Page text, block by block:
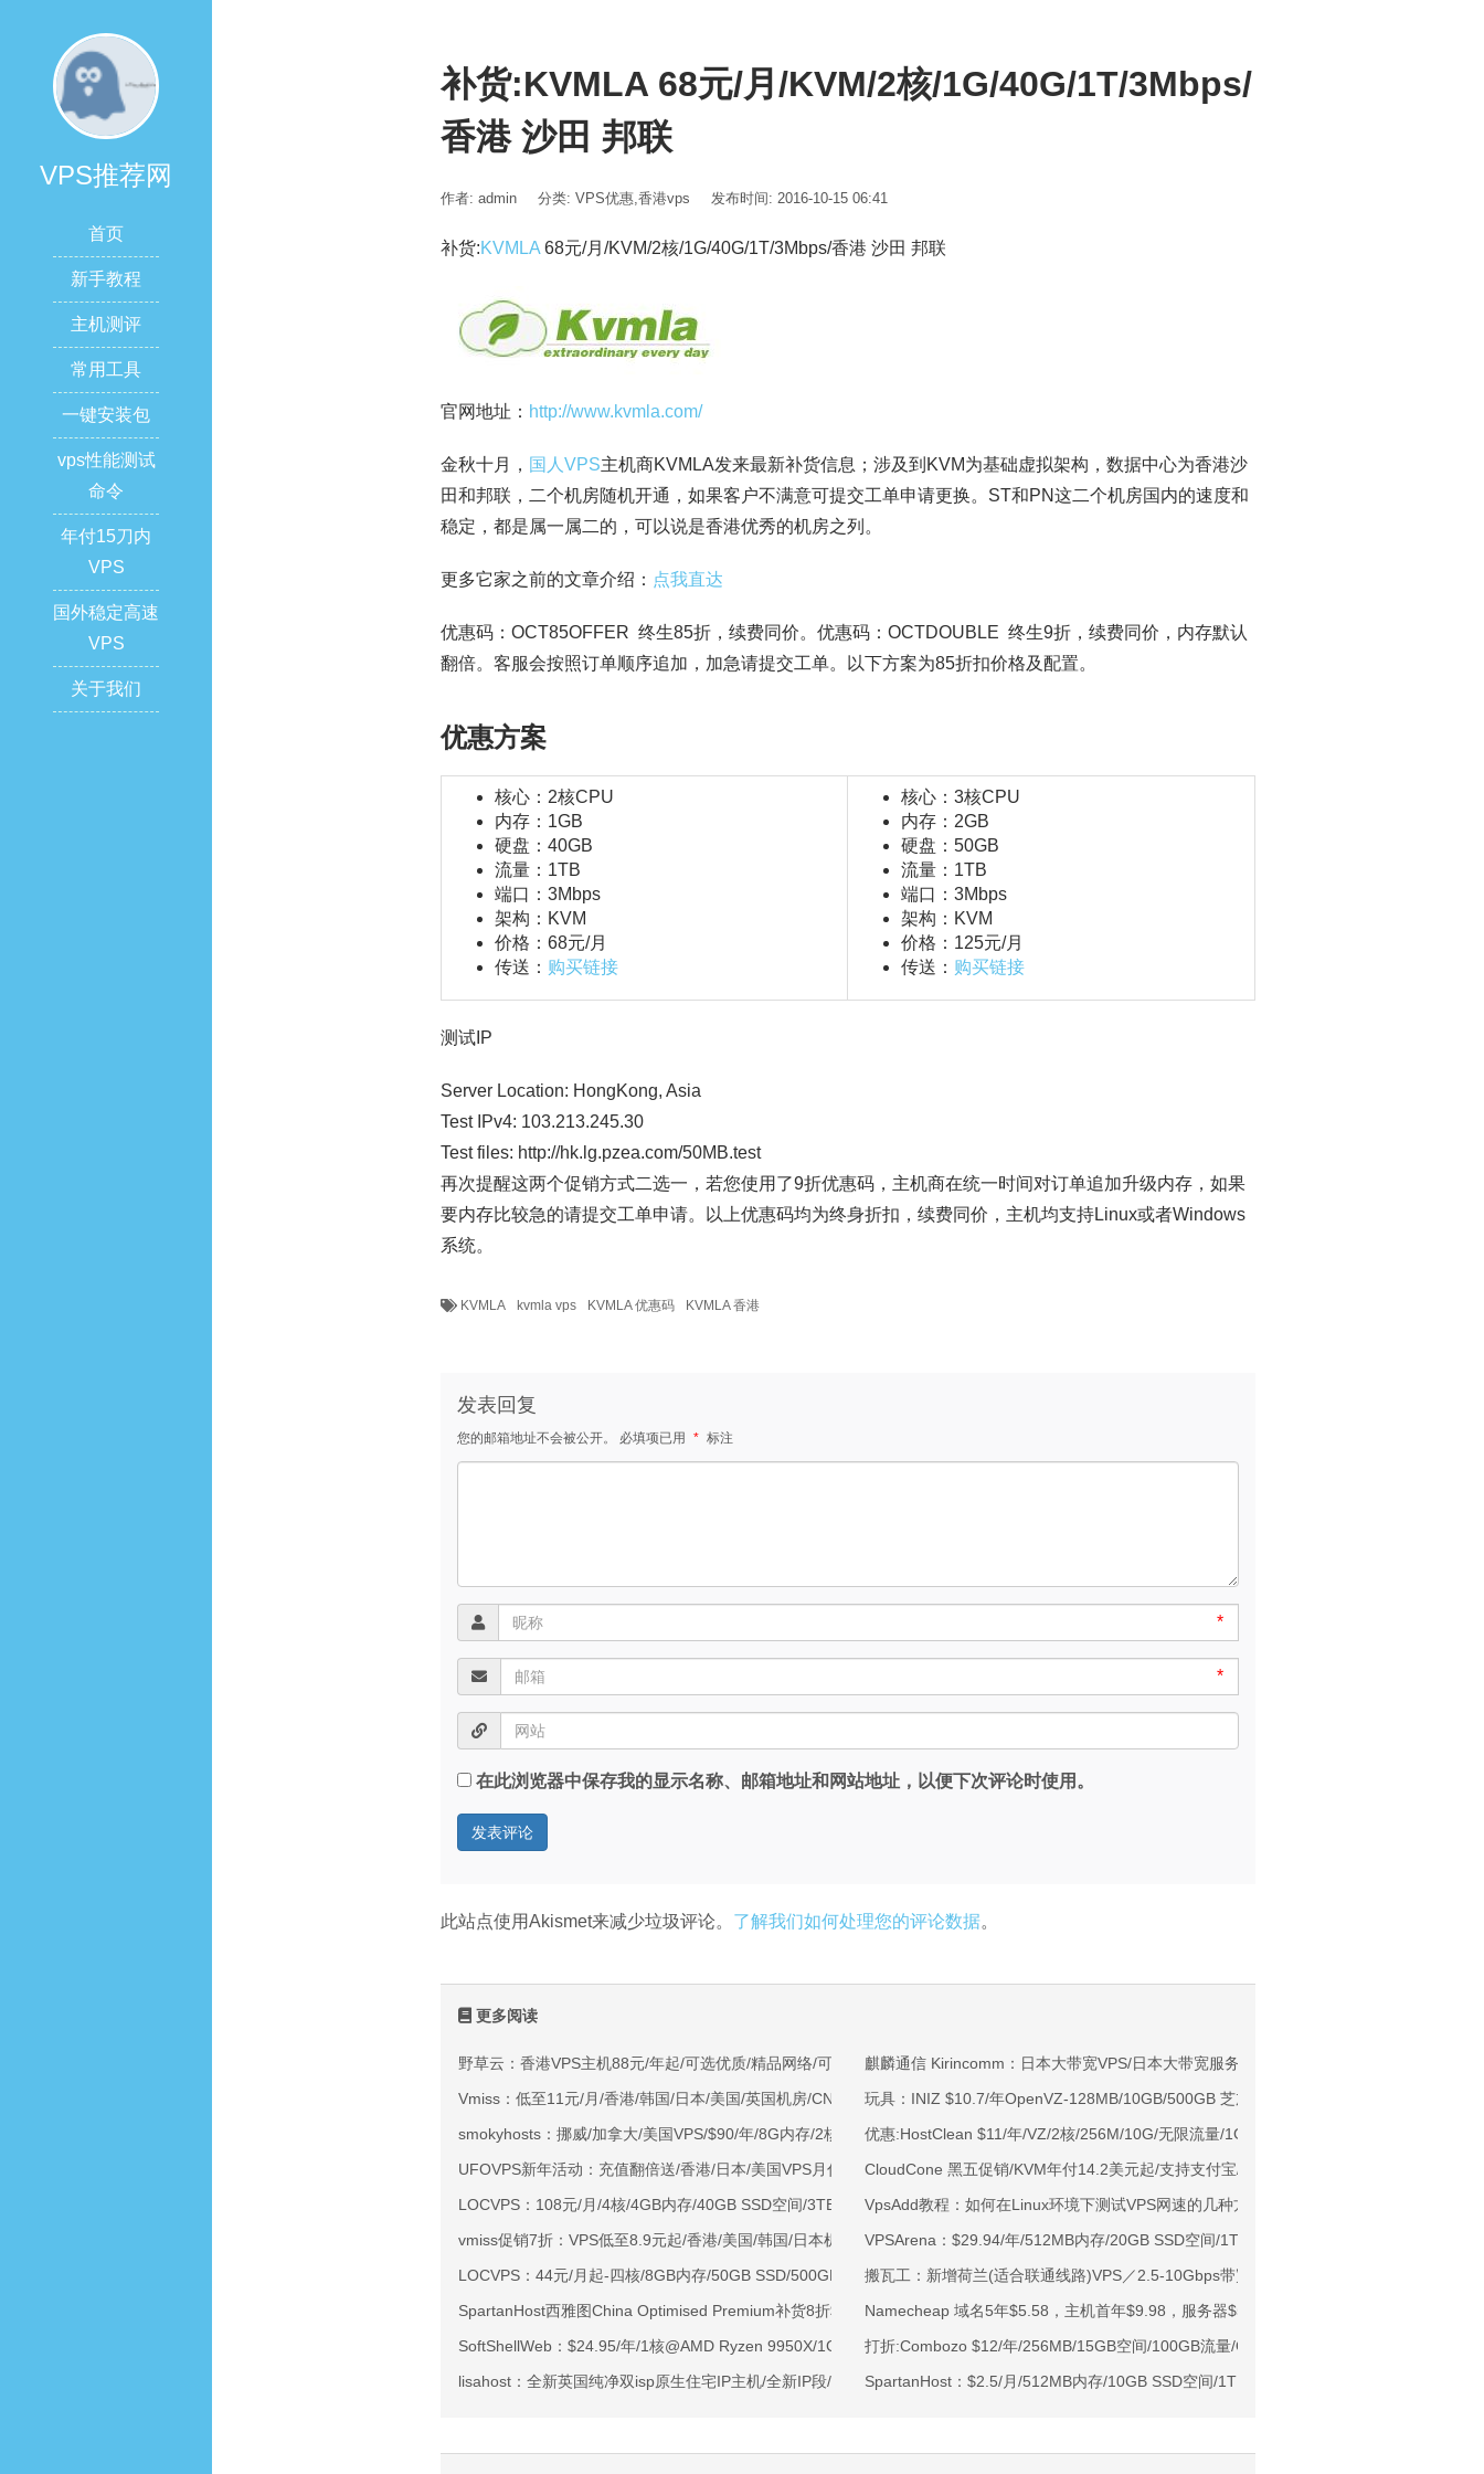
VPS推荐网
首页
新手教程
主机测评
常用工具
一键安装包
vps性能测试
命令
年付15刀内
VPS
国外稳定高速
VPS
关于我们
补货:KVMLA 68元/月/KVM/2核/1G/40G/1T/3Mbps/
香港 沙田 邦联
作者: admin 分类: VPS优惠,香港vps 发布时间: 2016-10-15 06:41
补货:KVMLA 68元/月/KVM/2核/1G/40G/1T/3Mbps/香港 沙田 邦联
官网地址： http://www.kvmla.com/
金秋十月， 国人VPS主机商KVMLA发来最新补货信息；涉及到KVM为基础虚拟架构，数据中心为香港沙
田和邦联，二个机房随机开通，如果客户不满意可提交工单申请更换。ST和PN这二个机房国内的速度和
稳定，都是属一属二的，可以说是香港优秀的机房之列。
更多它家之前的文章介绍： 点我直达
优惠码：OCT85OFFER 终生85折，续费同价。优惠码：OCTDOUBLE 终生9折，续费同价，内存默认
翻倍。客服会按照订单顺序追加，加急请提交工单。以下方案为85折扣价格及配置。
优惠方案
核心：2核CPU
内存：1GB
硬盘：40GB
流量：1TB
端口：3Mbps
架构：KVM
价格：68元/月
传送： 购买链接
核心：3核CPU
内存：2GB
硬盘：50GB
流量：1TB
端口：3Mbps
架构：KVM
价格：125元/月
传送： 购买链接
测试IP
Server Location: HongKong, Asia
Test IPv4: 103.213.245.30
Test files: http://hk.lg.pzea.com/50MB.test
再次提醒这两个促销方式二选一，若您使用了9折优惠码，主机商在统一时间对订单追加升级内存，如果
要内存比较急的请提交工单申请。以上优惠码均为终身折扣，续费同价，主机均支持Linux或者Windows
系统。
KVMLA kvmla vps KVMLA 优惠码 KVMLA 香港
发表回复
您的邮箱地址不会被公开。 必填项已用 * 标注
*
*
在此浏览器中保存我的显示名称、邮箱地址和网站地址，以便下次评论时使用。
此站点使用Akismet来减少垃圾评论。 了解我们如何处理您的评论数据。
更多阅读
野草云：香港VPS主机88元/年起/可选优质/精品网络/可选100M不限流量/免费CNIX/支持主流AI访问
Vmiss：低至11元/月/香港/韩国/日本/美国/英国机房/CN2/CUII/CMIN2/AS4837高速线路
smokyhosts：挪威/加拿大/美国VPS/$90/年/8G内存/2核/80gNVMe/4T流量
UFOVPS新年活动：充值翻倍送/香港/日本/美国VPS月付9.5折年付8折起/新用户下单送30元
LOCVPS：108元/月/4核/4GB内存/40GB SSD空间/3TB流量/750Mbps-1Gbps端口/KVM/深港IX/双端独立IP/香港原生IP
vmiss促销7折：VPS低至8.9元起/香港/美国/韩国/日本机房/可选CN2 GIA/AS9929/CMIN2/软银等线路
LOCVPS：44元/月起-四核/8GB内存/50GB SSD/500GB@40Mbps/香港标准区/国内优化网络
SpartanHost西雅图China Optimised Premium补货8折$19.2/月起-四核AMD Ryzen7950x/4GB/100GB NVMe/5TB@10Gbps/免费DDoS防御
SoftShellWeb：$24.95/年/1核@AMD Ryzen 9950X/1GB内存/20GB NVMe空间/6TB流量/10Gbps端口/KVM/洛杉矶
lisahost：全新英国纯净双isp原生住宅IP主机/全新IP段/全新宿主机/9折月付61元起
麒麟通信 Kirincomm：日本大带宽VPS/日本大带宽服务器/软银+BBIX+KDDI直连/88元/月起
玩具：INIZ $10.7/年OpenVZ-128MB/10GB/500GB 芝加哥&达拉斯
优惠:HostClean $11/年/VZ/2核/256M/10G/无限流量/1Gbps 罗马尼亚
CloudCone 黑五促销/KVM年付14.2美元起/支持支付宝/洛杉矶机房
VpsAdd教程：如何在Linux环境下测试VPS网速的几种方法
VPSArena：$29.94/年/512MB内存/20GB SSD空间/1TB流量/300Mbps端口/KVM/日本/新
搬瓦工：新增荷兰(适合联通线路)VPS／2.5-10Gbps带宽／季付46.7美元起
Namecheap 域名5年$5.58，主机首年$9.98，服务器$58.98
打折:Combozo $12/年/256MB/15GB空间/100GB流量/OVZ/凤凰城
SpartanHost：$2.5/月/512MB内存/10GB SSD空间/1TB流量/DDoS/KVM/西雅图